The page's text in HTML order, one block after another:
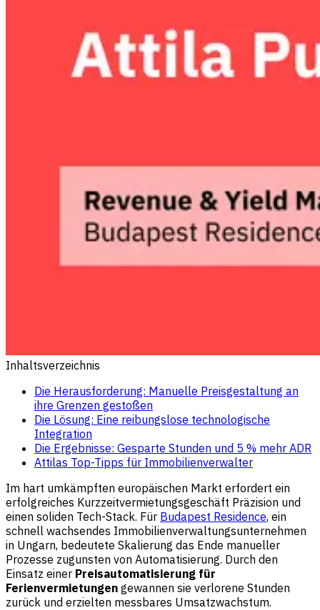
Inhaltsverzeichnis
Die Herausforderung: Manuelle Preisgestaltung an
ihre Grenzen gestoßen
Die Lösung: Eine reibungslose technologische
Integration
Die Ergebnisse: Gesparte Stunden und 5 % mehr ADR
Attilas Top-Tipps für Immobilienverwalter
Im hart umkämpften europäischen Markt erfordert ein
erfolgreiches Kurzzeitvermietungsgeschäft Präzision und
einen soliden Tech-Stack. Für Budapest Residence, ein
schnell wachsendes Immobilienverwaltungsunternehmen
in Ungarn, bedeutete Skalierung das Ende manueller
Prozesse zugunsten von Automatisierung. Durch den
Einsatz einer Preisautomatisierung für
Ferienvermietungen gewannen sie verlorene Stunden
zurück und erzielten messbares Umsatzwachstum.